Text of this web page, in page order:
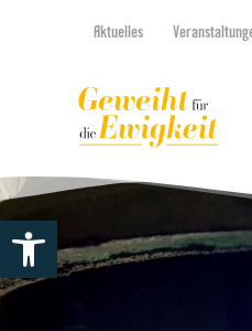
Aktuelles